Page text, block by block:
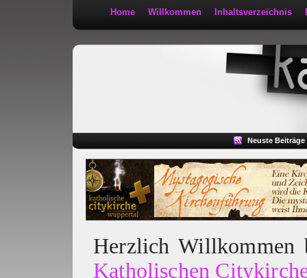
Home Willkommen Inhaltsverzeichnis
Neuste Beiträge
Herzlich
Katholischen